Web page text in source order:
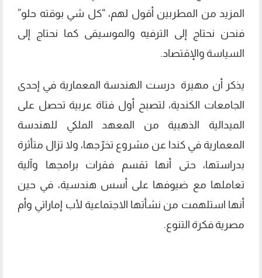
المزيد من المطربين أقول لهم، “كل شي بوقته حلو”
فنحن نحتاج إلى الترفيه والموسيقى كما نحتاج إلى
السياسة والإقتصاد.
يذكر أن مهيرة درست الهندسة المعمارية في إحدى
الجامعات الكندية، لتصبح أول فتاة عربية تحصل على
الميدالية الذهبية من المعهد الملكي للهندسة
المعمارية في كندا عن مشروع تخرّجها، ولا تزال متأثرة
بدراستها، حتى أنها تقسم فقرات برامجها وآلية
تعاملها مع ضيوفها على أسس هندسية، في حين
أنها استلهمت من نشأتها الاجتماعية لأب إماراتي وأم
مصرية فكرة التنوع.